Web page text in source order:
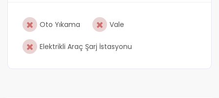
Oto Yıkama Vale
Elektrikli Araç Şarj İstasyonu